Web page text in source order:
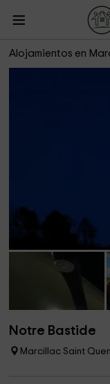
Alojamientos en
Notre Bastide
Marcillac Saint